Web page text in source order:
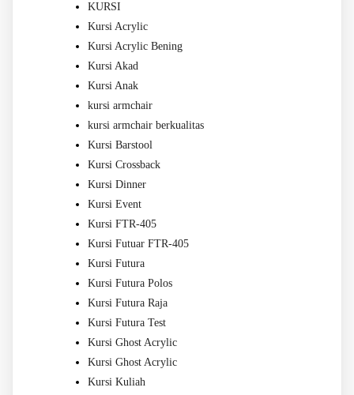
KURSI
Kursi Acrylic
Kursi Acrylic Bening
Kursi Akad
Kursi Anak
kursi armchair
kursi armchair berkualitas
Kursi Barstool
Kursi Crossback
Kursi Dinner
Kursi Event
Kursi FTR-405
Kursi Futuar FTR-405
Kursi Futura
Kursi Futura Polos
Kursi Futura Raja
Kursi Futura Test
Kursi Ghost Acrylic
Kursi Ghost Acrylic
Kursi Kuliah